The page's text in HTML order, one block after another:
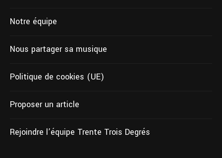
Notre équipe
Nous partager sa musique
Politique de cookies (UE)
Proposer un article
Rejoindre l’équipe Trente Trois Degrés